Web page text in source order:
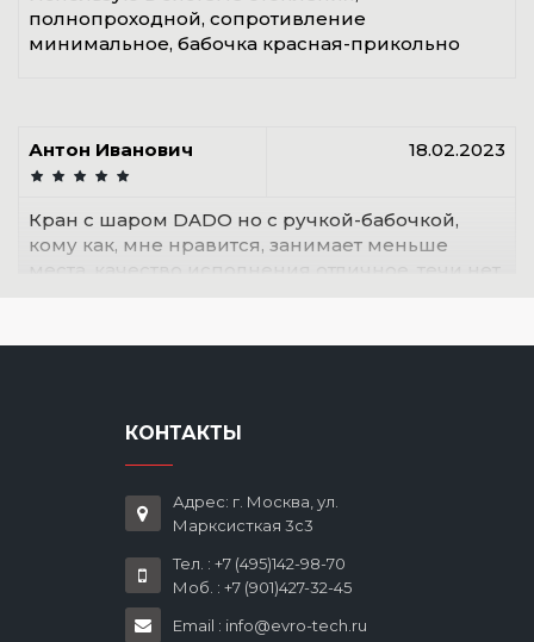
полнопроходной, сопротивление
минимальное, бабочка красная-прикольно
Антон Иванович 18.02.2023
Кран с шаром DADO но с ручкой-бабочкой,
кому как, мне нравится, занимает меньше
места, качество исполнения отличное, течи нет
КОНТАКТЫ
Адрес: г. Москва, ул.
Марксисткая 3с3
Тел. : +7 (495)142-98-70
Моб. : +7 (901)427-32-45
Email : info@evro-tech.ru